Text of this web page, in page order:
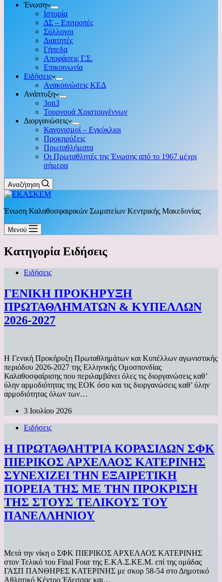
Ένωση
Ιστορία
ΔΣ – Επιτροπές
Σύλλογοι
Διαιτητές
Γήπεδα
Αποφάσεις Γ.Σ.
Επικοινωνία
Ειδήσεις
Ανακοινώσεις ΚΕΔ
Ανάπτυξη
3on3
Τουρνουά Χριστουγέννων
Διοργανώσεις
Κανονισμοί – Εγκύκλιοι
Προκηρύξεις
Πρωταθλήματα
Οι Πρωταθλητές της Ένωσης από το 1967 μέχρι
σήμερα
Αναζήτηση
Ένωση Καλαθοσφαιρικών Σωματείων Κεντρικής Μακεδονίας
Μενού
Κατηγορία Ειδήσεις
Ειδήσεις
ΓΕΝΙΚΗ ΠΡΟΚΗΡΥΞΗ
ΠΡΩΤΑΘΛΗΜΑΤΩΝ & ΚΥΠΕΛΛΩΝ
2026-2027
Η Γενική Προκήρυξη Πρωταθλημάτων και Κυπέλλων αγωνιστικής
περιόδου 2026-2027 της Ελληνικής Ομοσπονδίας
Καλαθοσφαίρισης που περιλαμβάνει όλες τις διοργανώσεις καθ’
ύλην αρμοδιότητας της ΕΟΚ όσο και τις διοργανώσεις καθ’ ύλην
αρμοδιότητας όλων των…
3 Ιουλίου 2026
Ειδήσεις
Η ΠΡΩΤΑΘΛΗΤΡΙΑ ΚΟΡΑΣΙΔΩΝ ΣΦΚ
ΠΙΕΡΙΚΟΣ ΑΡΧΕΛΑΟΣ ΚΑΤΕΡΙΝΗΣ
ΣΥΝΕΧΙΖΕΙ ΤΗΝ ΕΞΑΙΡΕΤΙΚΗ
ΠΟΡΕΙΑ ΤΗΣ ΜΕ ΤΗΝ ΠΡΟΚΡΙΣΗ
ΤΗΣ ΣΤΟΥΣ ΤΕΛΙΚΟΥΣ ΤΟΥ
ΠΑΝΕΛΛΗΝΙΟΥ
Μετά την νίκη ο ΣΦΚ ΠΙΕΡΙΚΟΣ ΑΡΧΕΛΑΟΣ ΚΑΤΕΡΙΝΗΣ
στον Τελικό του Final Four της Ε.ΚΑ.Σ.ΚΕ.Μ. επί της ομάδας
ΓΑΣΠ ΠΑΝΘΗΡΕΣ ΚΑΤΕΡΙΝΗΣ με σκορ 58-54 στο Δημοτικό
Αθλητικό Κέντρο Έδεσσας και…